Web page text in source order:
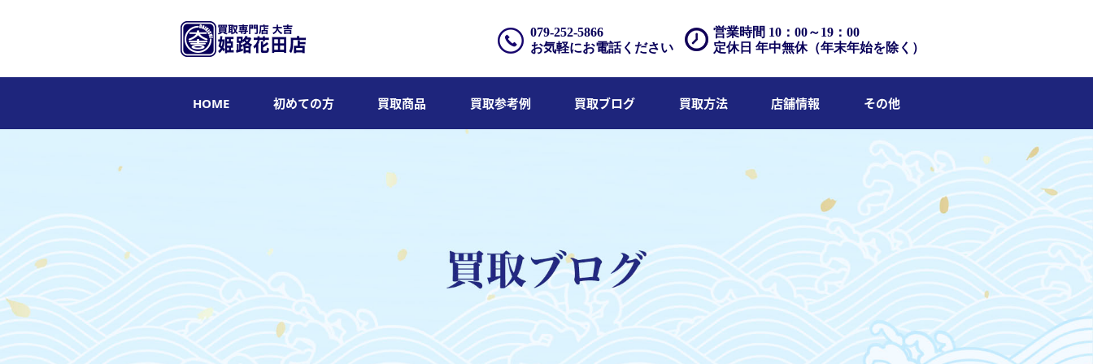
営業時間 10：00～19：00
定休日 年中無休（年末年始を除く）
079-252-5866
お気軽にお電話ください
HOME 初めての方 買取商品 買取参考例 買取ブログ 買取方法 店舗情報 その他